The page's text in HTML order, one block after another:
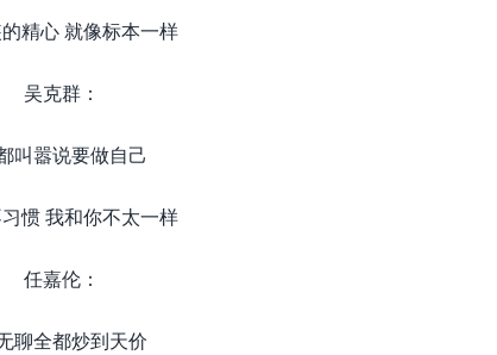
精心 就像标本一样
吴克群：
叫嚣说要做自己
惯 我和你不太一样
任嘉伦：
聊全都炒到天价